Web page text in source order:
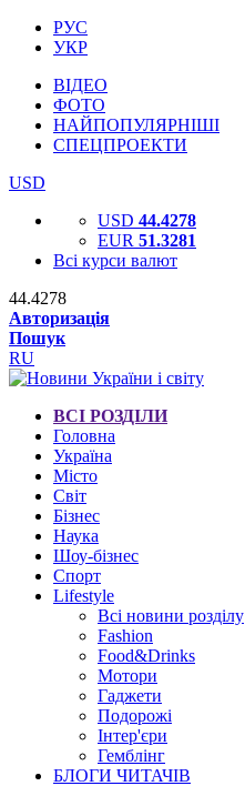
РУС
УКР
ВІДЕО
ФОТО
НАЙПОПУЛЯРНІШІ
СПЕЦПРОЕКТИ
USD
USD 44.4278
EUR 51.3281
Всі курси валют
44.4278
Авторизація
Пошук
RU
ВСІ РОЗДІЛИ
Головна
Україна
Місто
Світ
Бізнес
Наука
Шоу-бізнес
Спорт
Lifestyle
Всі новини розділу
Fashion
Food&Drinks
Мотори
Гаджети
Подорожі
Інтер'єри
Гемблінг
БЛОГИ ЧИТАЧІВ